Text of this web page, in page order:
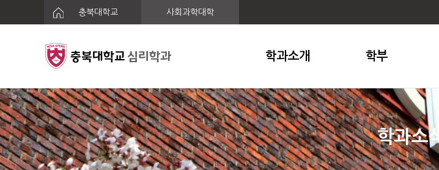
충북대학교 사회과학대학
학과소개 학부
학과소식